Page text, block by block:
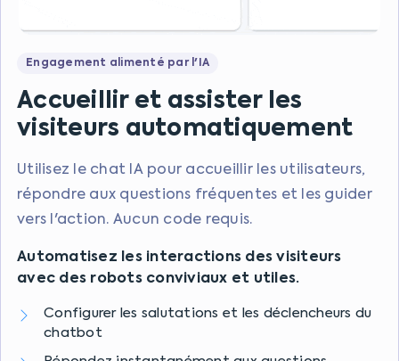
Engagement alimenté par l'IA
Accueillir et assister les
visiteurs automatiquement
Utilisez le chat IA pour accueillir les utilisateurs,
répondre aux questions fréquentes et les guider
vers l'action. Aucun code requis.
Automatisez les interactions des visiteurs
avec des robots conviviaux et utiles.
Configurer les salutations et les déclencheurs du
chatbot